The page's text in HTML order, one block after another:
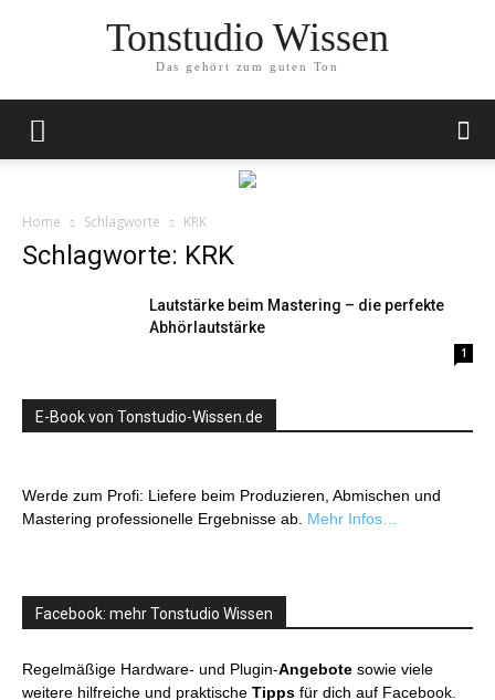
Tonstudio Wissen
Das gehört zum guten Ton
Home Schlagworte KRK
Schlagworte: KRK
Lautstärke beim Mastering – die perfekte
Abhörlautstärke
1
E-Book von Tonstudio-Wissen.de
Werde zum Profi: Liefere beim Produzieren, Abmischen und
Mastering professionelle Ergebnisse ab. Mehr Infos…
Facebook: mehr Tonstudio Wissen
Regelmäßige Hardware- und Plugin-Angebote sowie viele
weitere hilfreiche und praktische Tipps für dich auf Facebook.